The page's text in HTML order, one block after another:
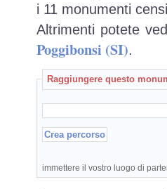
i 11 monumenti
Altrimenti potete
Poggibonsi (SI).
Raggiungere questo
immettere il vostro luogo di